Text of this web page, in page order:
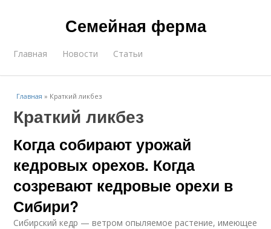
Семейная ферма
Главная Новости Статьи
Главная » Краткий ликбез
Краткий ликбез
Когда собирают урожай
кедровых орехов. Когда
созревают кедровые орехи в
Сибири?
Сибирский кедр — ветром опыляемое растение, имеющее